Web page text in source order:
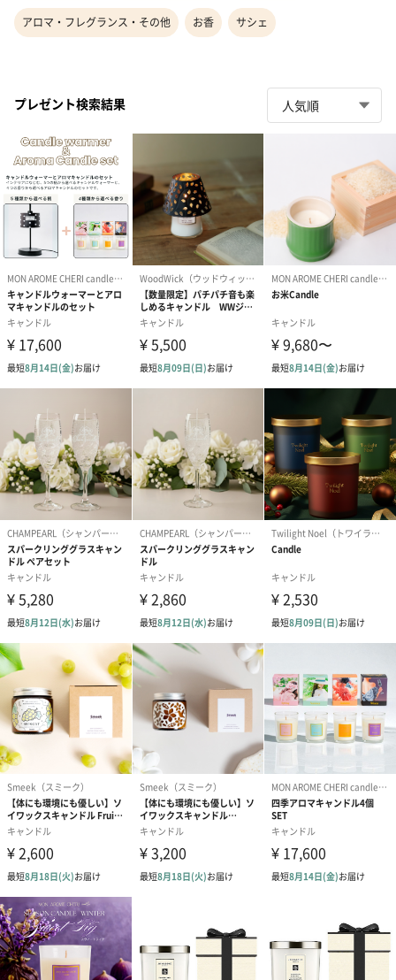
アロマ・フレグランス・その他 お香 サシェ
プレゼント検索結果